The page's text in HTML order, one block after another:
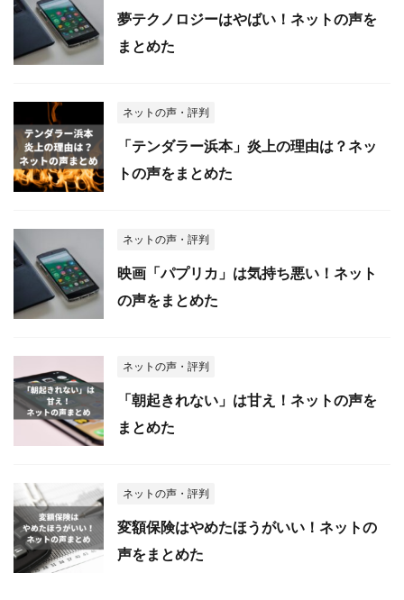
夢テクノロジーはやばい！ネットの声を
まとめた
ネットの声・評判
「テンダラー浜本」炎上の理由は？ネッ
トの声をまとめた
ネットの声・評判
映画「パプリカ」は気持ち悪い！ネット
の声をまとめた
ネットの声・評判
「朝起きれない」は甘え！ネットの声を
まとめた
ネットの声・評判
変額保険はやめたほうがいい！ネットの
声をまとめた